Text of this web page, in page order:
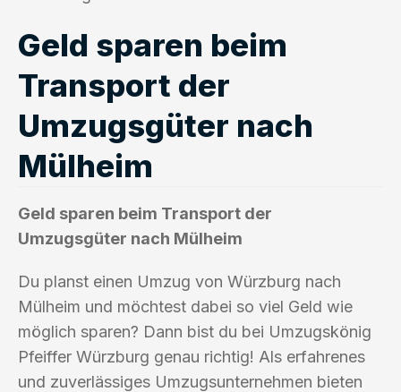
Geld sparen beim
Transport der
Umzugsgüter nach
Mülheim
Geld sparen beim Transport der
Umzugsgüter nach Mülheim
Du planst einen Umzug von Würzburg nach
Mülheim und möchtest dabei so viel Geld wie
möglich sparen? Dann bist du bei Umzugskönig
Pfeiffer Würzburg genau richtig! Als erfahrenes
und zuverlässiges Umzugsunternehmen bieten